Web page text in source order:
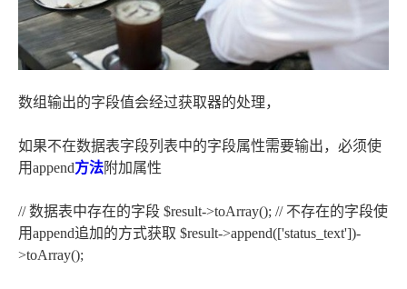
数组输出的字段值会经过获取器的处理，
如果不在数据表字段列表中的字段属性需要输出，必须使
用append方法附加属性
// 数据表中存在的字段 $result->toArray(); // 不存在的字段使
用append追加的方式获取 $result->append(['status_text'])-
>toArray();